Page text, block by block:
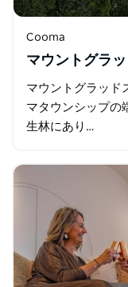
Cooma
マウントグラ
マウントグラッド
マタウンシップの
生林にあり…